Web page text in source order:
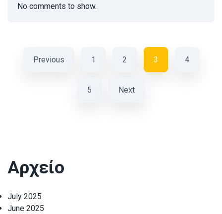
No comments to show.
Previous 1 2 3 4
5 Next
Αρχείο
July 2025
June 2025